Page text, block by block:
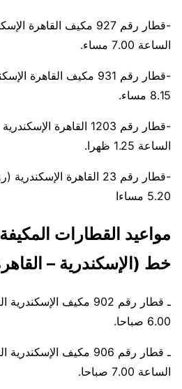
-قطار رقم 927 مكيف
الساعة 7.00 مساء.
-قطار رقم 931 مكيف
8.15 مساء.
-قطار رقم 1203 القاهرة
الساعة 1.25 ظهرا.
-قطار رقم 23 القاهرة
5.20 مساءا
مواعيد القطارات
خط (الإسكندرية –
ـ قطار رقم 902 مكيف
6.00 صباحا.
ـ قطار رقم 906 مكيف
الساعة 7.00 صباحا.